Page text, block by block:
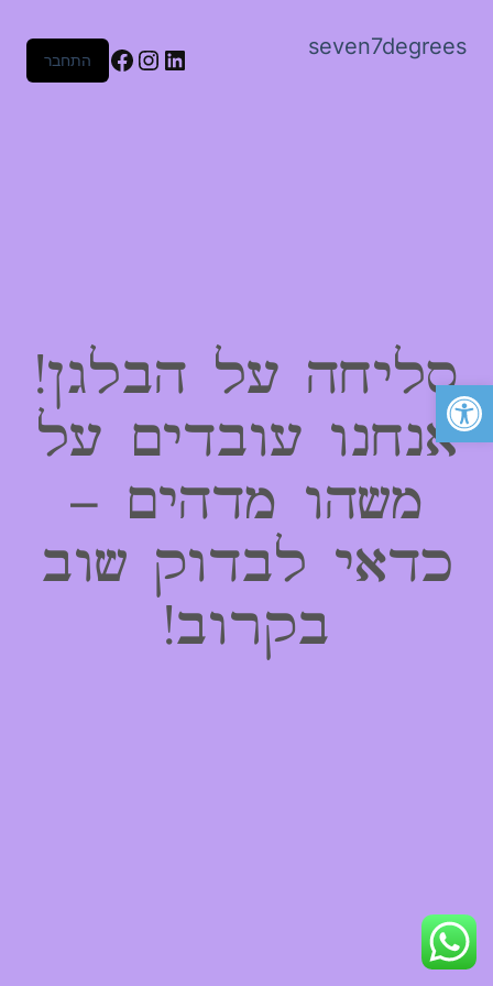
פתח סרגל נגישות
seven7degrees
LinkedIn
Instagram
Facebook
התחבר
סליחה על הבלגן!
אנחנו עובדים על
משהו מדהים –
כדאי לבדוק שוב
בקרוב!